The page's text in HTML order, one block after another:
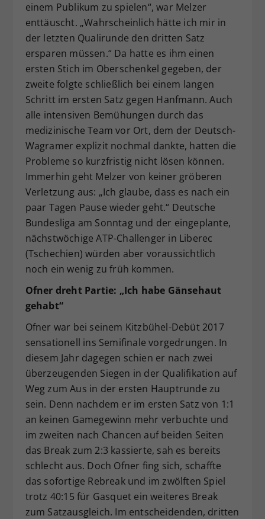
einem Publikum zu spielen“, war Melzer
enttäuscht. „Wahrscheinlich hätte ich mir in
der letzten Qualirunde den dritten Satz
ersparen müssen.“ Da hatte es ihm einen
ersten Stich im Oberschenkel gegeben, der
zweite folgte schließlich bei einem langen
Schritt im ersten Satz gegen Hanfmann. Auch
alle intensiven Bemühungen durch das
medizinische Team vor Ort, dem der Deutsch-
Wagramer explizit nochmal dankte, hatten die
Probleme so kurzfristig nicht lösen können.
Immerhin geht Melzer von keiner gröberen
Verletzung aus: „Ich glaube, dass es nach ein
paar Tagen Pause wieder geht.“ Deutsche
Bundesliga am Sonntag und der eingeplante,
nächstwöchige ATP-Challenger in Liberec
(Tschechien) würden aber voraussichtlich
noch ein wenig zu früh kommen.
Ofner dreht Partie: „Ich habe Gänsehaut
gehabt“
Ofner war bei seinem Kitzbühel-Debüt 2017
sensationell ins Semifinale vorgedrungen. In
diesem Jahr dagegen schien er nach zwei
überzeugenden Siegen in der Qualifikation auf
Weg zum Aus in der ersten Hauptrunde zu
sein. Denn nachdem er im ersten Satz von 1:1
an keinen Gamegewinn mehr verbuchte und
im zweiten nach Chancen auf beiden Seiten
das Break zum 2:3 kassierte, sah es bereits
schlecht aus. Doch Ofner fing sich, schaffte
das sofortige Rebreak und im zwölften Spiel
trotz 40:15 für Gasquet ein weiteres Break
zum Satzausgleich. Im entscheidenden, dritten